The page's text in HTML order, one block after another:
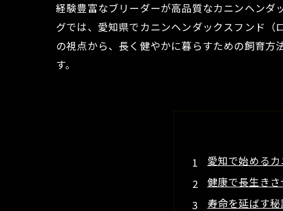
経験豊富なブリーダーが高品質なカニンヘンダ
グでは、愛知県でカニンヘンダックスフンド
の視点から、長く健やかに暮らすための飼育
す。
愛知で始める
健康で長生き
寿命を延ばす